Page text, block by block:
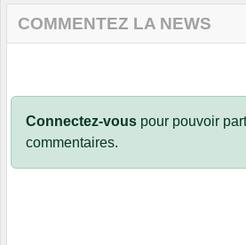
COMMENTEZ LA NEWS
Connectez-vous pour pouvoir
commentaires.